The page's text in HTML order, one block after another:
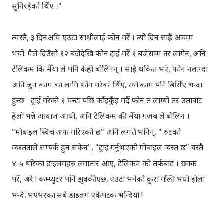
सुनिरहेको थिँए ।"
त्यस्तै, ३ दिनअघि एउटा साथीलाई फोन गरेँ । त्यो दिन साह्रै अचम्म
भयो: मैले दिउँसो १२ बजेदेखि फोन ट्राई गरेँ १ बजेसम्म तर लागेन, अनि
टेलिकम कि मैँया ले पनि केही बोलिनन् । साह्रै थकित भएँ, फोन नलाग्दा
अनि जुन काम का लागि फोन गरेको थिँए, त्यो काम पनि बिर्सिँए भन्दा
हुन्छ । ट्राई गरेको १ घन्टा पछि काँइकुँइ गर्दै फोन त लाग्यो तर उताबाट
हेलो भन्ने आवाज आयो, अनि टेलिकम की मैँया गजब ले बोलिन ।
"मोबाइल स्विच अफ गरिएको छ" अनि लगत्तै भनिन्, " रुटको
व्यस्तताले सम्पर्क हुन सकेन", "ट्राइ गर्नुभएको मोबाइल व्यस्त छ" यस्तै
४-५ थरिका डाइलगहरु लगातार आए, टेलिकम को तर्फबाट । छक्क
परेँ, अरे ! कम्प्युटर पनि झुक्कीएछ, एउटा भनेको कुरा गल्ति भयो होला
भन्दै, भएभरका सबै डाइलग एकैपटक भन्दियो !